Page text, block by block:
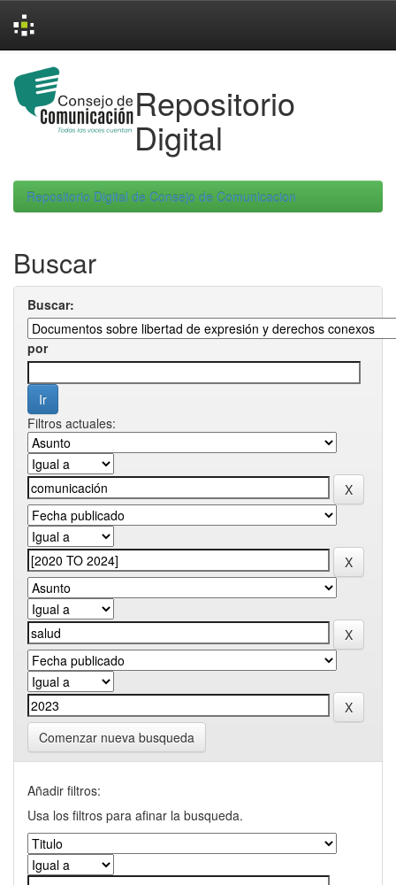
navigation
Repositorio
Digital
Repositorio Digital de Consejo de Comunicacion
Buscar
Buscar:
por
Filtros actuales:
Comenzar nueva busqueda
Añadir filtros:
Usa los filtros para afinar la busqueda.